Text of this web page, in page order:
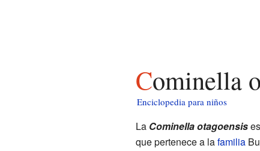
Cominella
Enciclopedia para niños
La Cominella otagoensis
que pertenece a lafamilia